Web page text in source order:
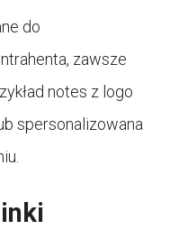
do
zawsze
notes z logo
spersonalizowana